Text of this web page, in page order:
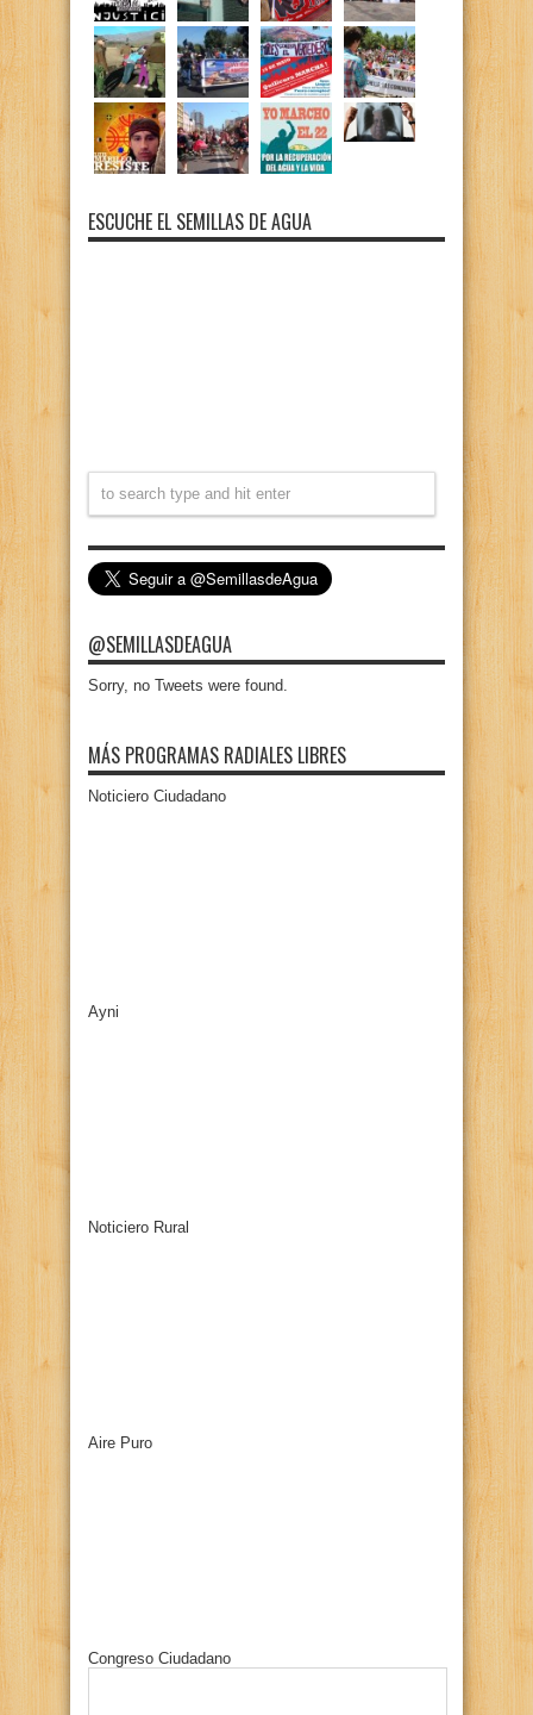
ESCUCHE EL SEMILLAS DE AGUA
@SEMILLASDEAGUA
Sorry, no Tweets were found.
MÁS PROGRAMAS RADIALES LIBRES
Noticiero Ciudadano
Ayni
Noticiero Rural
Aire Puro
Congreso Ciudadano